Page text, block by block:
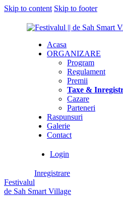
Skip to content Skip to footer
Acasa
ORGANIZARE
Program
Regulament
Premii
Taxe &
Cazare
Parteneri
Raspunsuri
Galerie
Contact
Login
Inregistrare
Festivalul
de Sah Smart Village